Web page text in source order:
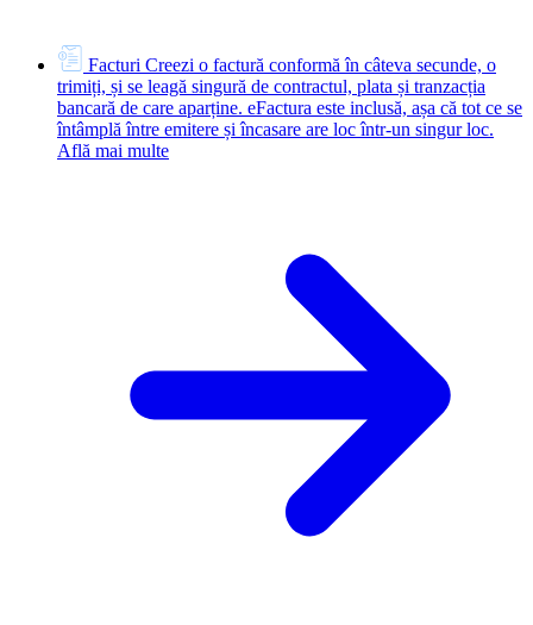
Facturi Creezi o factură conformă în câteva secunde, o
trimiți, și se leagă singură de contractul, plata și tranzacția
bancară de care aparține. eFactura este inclusă, așa că tot ce se
întâmplă între emitere și încasare are loc într-un singur loc.
Află mai multe